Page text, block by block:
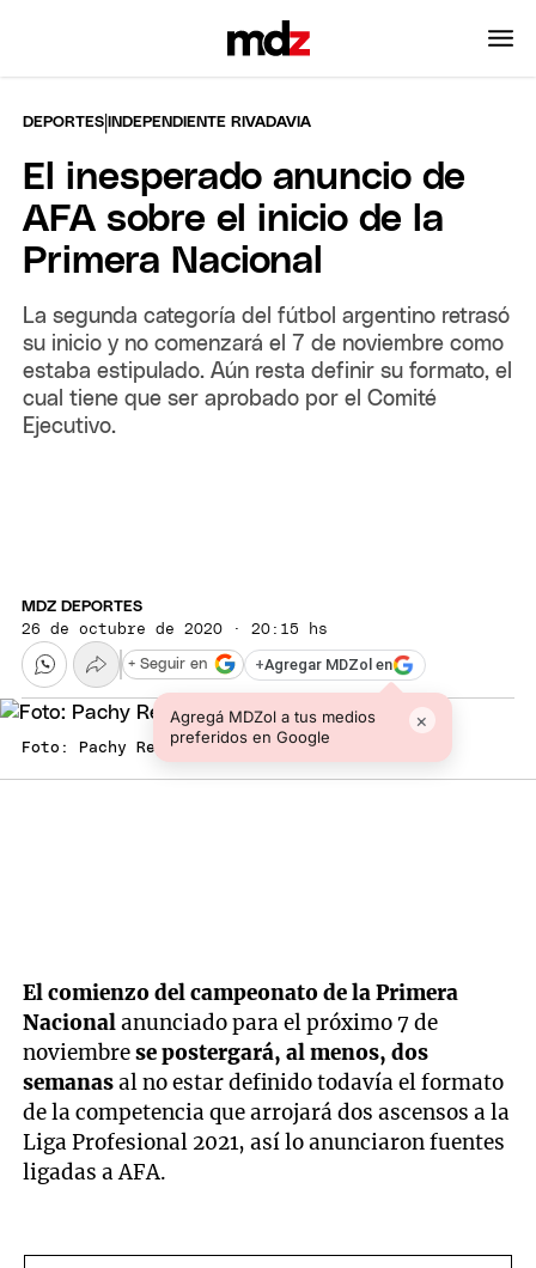
DEPORTES | INDEPENDIENTE RIVADAVIA
El inesperado anuncio de
AFA sobre el inicio de la
Primera Nacional
La segunda categoría del fútbol argentino retrasó
su inicio y no comenzará el 7 de noviembre como
estaba estipulado. Aún resta definir su formato, el
cual tiene que ser aprobado por el Comité
Ejecutivo.
MDZ DEPORTES
26 de octubre de 2020 · 20:15 hs
+Agregar MDZol en
Agregá MDZol a tus medios
preferidos en Google
×
+ Seguir en
Foto: Pachy Reynoso/MDZ Google
El comienzo del campeonato de la Primera
Nacionalanunciado para el próximo 7 de
noviembrese postergará, al menos, dos
semanasal no estar definido todavía el formato
de la competencia que arrojará dos ascensos a la
Liga Profesional 2021, así lo anunciaron fuentes
ligadas a AFA.